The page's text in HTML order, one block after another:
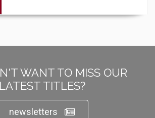
WANT TO MISS OUR
LATEST TITLES?
newsletters